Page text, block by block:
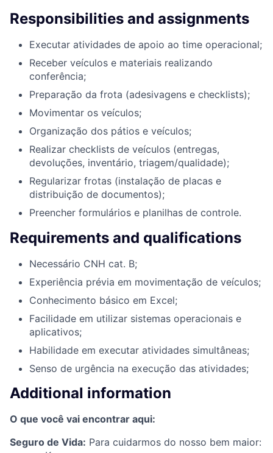
Responsibilities and assignments
Executar atividades de apoio ao time operacional;
Receber veículos e materiais realizando
conferência;
Preparação da frota (adesivagens e checklists);
Movimentar os veículos;
Organização dos pátios e veículos;
Realizar checklists de veículos (entregas,
devoluções, inventário, triagem/qualidade);
Regularizar frotas (instalação de placas e
distribuição de documentos);
Preencher formulários e planilhas de controle.
Requirements and qualifications
Necessário CNH cat. B;
Experiência prévia em movimentação de veículos;
Conhecimento básico em Excel;
Facilidade em utilizar sistemas operacionais e
aplicativos;
Habilidade em executar atividades simultâneas;
Senso de urgência na execução das atividades;
Additional information
O que você vai encontrar aqui:
Seguro de Vida: Para cuidarmos do nosso bem maior: